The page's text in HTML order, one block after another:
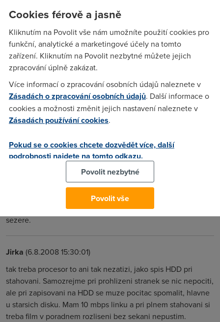
(30.7.2008 00:17:26)
Samo o sobe ani ne. Ale jestli mate firewall, antivir, a dalsi
sluzby ktere nejak "monitoruji" prenos po siti. Tak ty budou o
neco vice vyuzivat procesor, kdyz je rychlejsi net. Ale nic
100Mbit linku.
Chrobak(6.8.2008 08:57:04)
asi nezvladne, pred rokem jsem zkousel 3700+ na 500Mbit
a docela to procesor zatizilo, nastaveno bylo na co nejvyssi
sitovy vykon, pocitece po ciste instalaci. Tech 300 je docela
malo i na klasickej 4Mbit, coz mohu potvrdit z vlastnich
zkusenosti na slabem PC se potom neda skoro nic jineho
delat, musi se brat v uvahu, ze i prohlizec sam o sobe neco
sezere.
Jirka (6.8.2008 15:30:01)
tak treba procesor to ani tak nezatizi, jako spis HDD pri
stahovani. Samozrejme pri prohlizeni stranek se nic nepociti,
ale pri zapisovani na HDD se muze pocitac spomalit, hlavne
u starsich disku. Mam 10 mbps linku a pri plnem stahovani si
treba film v poradnem rozliseni bez sekani nepustim.
Cookies férově a jasně
Kliknutím na Povolit vše nám umožníte použití cookies pro
funkční, analytické a marketingové účely na tomto
zařízení. Kliknutím na Povolit nezbytné můžete jejich
zpracování úplně zakázat.
Více informací o zpracování osobních údajů naleznete v
Zásadách o zpracování osobních údajů. Další informace o
cookies a možnosti změnit jejich nastavení naleznete v
Zásadách používání cookies.
Pokud se o cookies chcete dozvědět více, další
podrobnosti najdete na tomto odkazu.
Povolit nezbytné
Povolit vše